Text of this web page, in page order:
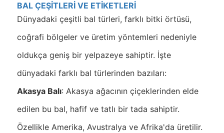
BAL ÇEŞİTLERİ VE ETİKETLERİ
Dünyadaki çeşitli bal türleri, farklı bitki örtüsü,
coğrafi bölgeler ve üretim yöntemleri nedeniyle
oldukça geniş bir yelpazeye sahiptir. İşte
dünyadaki farklı bal türlerinden bazıları:
Akasya Balı: Akasya ağacının çiçeklerinden elde
edilen bu bal, hafif ve tatlı bir tada sahiptir.
Özellikle Amerika, Avustralya ve Afrika'da üretilir.